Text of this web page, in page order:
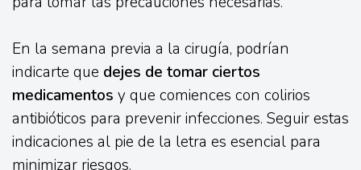
En la semana previa a la cirugía, podrían
indicarte que dejes de tomar ciertos
medicamentos y que comiences con colirios
antibióticos para prevenir infecciones. Seguir estas
indicaciones al pie de la letra es esencial para
minimizar riesgos.